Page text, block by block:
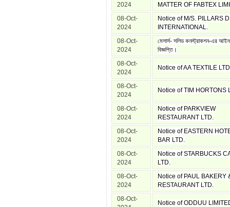
2024
MATTER OF FABTEX
08-Oct-
2024
Notice of M/S. PILLARS
INTERNATIONAL.
08-Oct-
2024
মেসার্স- সলিড কনস্ট্রাকশন-এর
বিজ্ঞপ্তি।
08-Oct-
2024
Notice of AA TEXTILE
08-Oct-
2024
Notice of TIM HORTONS
08-Oct-
2024
Notice of PARKVIEW
RESTAURANT LTD.
08-Oct-
2024
Notice of EASTERN
BAR LTD.
08-Oct-
2024
Notice of STARBUCKS
LTD.
08-Oct-
2024
Notice of PAUL BAKERY
RESTAURANT LTD.
08-Oct-
Notice of ODDUU